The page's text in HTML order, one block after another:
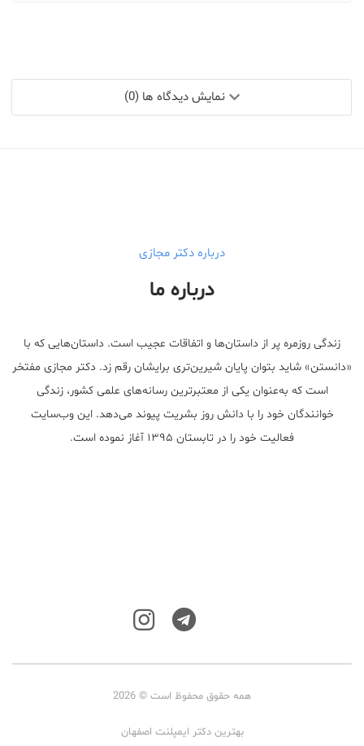
نمایش دیدگاه ها (0)
درباره دکتر مجازی
درباره ما
زندگی روزمره پر از داستان‌ها و اتفاقات عجیب است. داستان‌هایی که با
«دانستن» شاید بتوان پایان شیرین‌تری برایشان رقم زد. دکتر مجازی مفتخر
است که به‌عنوان یکی از معتبر‌ترین رسانه‌های علمی کشور، زندگی
خوانندگان خود را با دانش روز بشریت پیوند می‌دهد. این وب‌سایت
فعالیت خود را در تابستان ۱۳۹۵ آغاز نموده است.
همه حقوق محفوظ است © 2026
بهترین دکتر ایمپلنت اصفهان